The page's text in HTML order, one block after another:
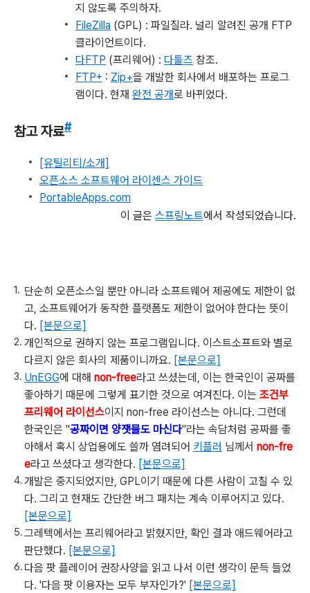
지 않도록 주의하자.
FileZilla (GPL) : 파일질라. 널리 알려진 공개 FTP
클라이언트이다.
다FTP (프리웨어) : 다툴즈 참조.
FTP+ : Zip+을 개발한 회사에서 배포하는 프로그
램이다. 현재 완전 공개로 바뀌었다.
참고 자료#
[유틸리티/소개]
오픈소스 소프트웨어 라이센스 가이드
PortableApps.com
이 글은 스프링노트에서 작성되었습니다.
단순히 오픈소스일 뿐만 아니라 소프트웨어 제공에도 제한이 없
고, 소프트웨어가 동작한 플랫폼도 제한이 없어야 한다는 뜻이
다. [본문으로]
개인적으로 권하지 않는 프로그램입니다. 이스트소프트와 별로
다르지 않은 회사의 제품이니까요. [본문으로]
UnEGG에 대해 non-free라고 쓰셨는데, 이는 한국인이 공짜를
좋아하기 때문에 그렇게 표기한 것으로 여겨진다. 이는 조건부
프리웨어 라이선스이지 non-free 라이선스는 아니다. 그런데
한국인은 "공짜이면 양잿물도 마신다"라는 속담처럼 공짜를 좋
아해서 혹시 상업용에도 쓸까 염려되어 키플러 님께서 non-fre
e라고 쓰셨다고 생각한다. [본문으로]
개발은 중지되었지만, GPL이기 때문에 다른 사람이 고칠 수 있
다. 그리고 현재도 간단한 버그 패치는 계속 이루어지고 있다.
[본문으로]
그레텍에서는 프리웨어라고 밝혔지만, 확인 결과 애드웨어라고
판단했다. [본문으로]
다음 팟 플레이어 권장사양을 읽고 나서 이런 생각이 문득 들었
다. '다음 팟 이용자는 모두 부자인가?' [본문으로]